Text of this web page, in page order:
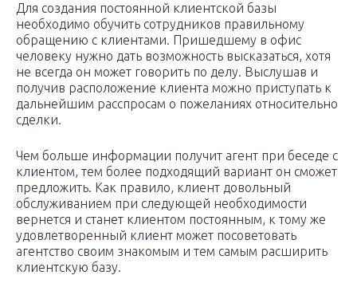
Для создания постоянной клиентской базы
необходимо обучить сотрудников правильному
обращению с клиентами. Пришедшему в офис
человеку нужно дать возможность высказаться, хотя
не всегда он может говорить по делу. Выслушав и
получив расположение клиента можно приступать к
дальнейшим расспросам о пожеланиях относительно
сделки.
Чем больше информации получит агент при беседе с
клиентом, тем более подходящий вариант он сможет
предложить. Как правило, клиент довольный
обслуживанием при следующей необходимости
вернется и станет клиентом постоянным, к тому же
удовлетворенный клиент может посоветовать
агентство своим знакомым и тем самым расширить
клиентскую базу.